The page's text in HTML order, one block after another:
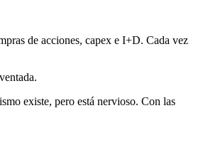
de acciones, capex e I+D. Cada vez
existe, pero está nervioso. Con las